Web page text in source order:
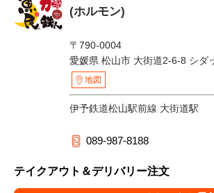
(ホルモン)
〒790-0004
愛媛県 松山市 大街道2-6-8 シダ
地図
伊予鉄道松山駅前線 大街道駅
089-987-8188
テイクアウト＆デリバリー注文